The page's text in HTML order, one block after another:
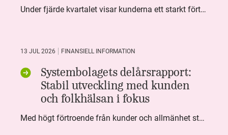
Under fjärde kvartalet visar kunderna ett starkt förtroende för Systembolaget. Nöjd Kund Index (NKI) når en ny rekordnivå och bidrar till att även helåret avslutar starkt. Arbetet med ansvarsfull försäljning ger tydliga resultat där ålderskontroller når sina högsta nivåer någonsin. Samtidigt fortsätter kundernas val att förändras. Allt fler väljer öl och drycker med lägre alkoholhalt. Vi ser också en lägre försäljningsvolym under kvartalet, en utveckling som ligger i linje med den långsiktiga minskningen i alkoholkonsumtionen i Sverige. De officiella konsumtionssiffrorna från CAN för 2025 kommer först under våren men försäljningssiffrorna pekar åt samma håll.
13 JUL 2026 FINANSIELL INFORMATION
Systembolagets delårsrapport:
Stabil utveckling med kunden
och folkhälsan i fokus
Med högt förtroende från kunder och allmänhet står Systembolaget stabilt i samhällsuppdraget. Under kvartalet togs flera steg inom folkhälsa, kundnytta och minskad klimatpåverkan. Nettoomsättningen var i nivå med föregående år och effektiviseringar av verksamheten möjliggjorde fortsatt anpassning för att möta nya behov.